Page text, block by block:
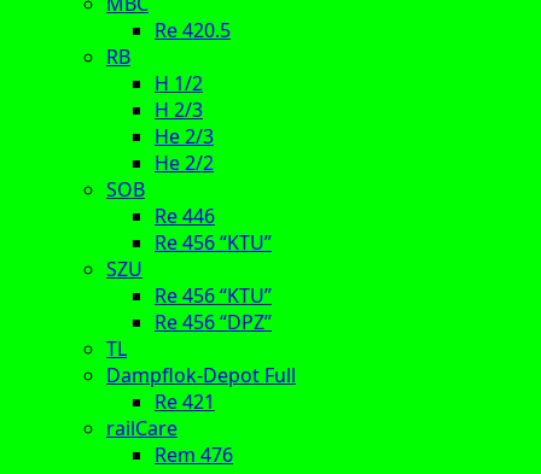
Re 420.5
RB
H 1/2
H 2/3
He 2/3
He 2/2
SOB
Re 446
Re 456 “KTU”
SZU
Re 456 “KTU”
Re 456 “DPZ”
TL
Dampflok-Depot Full
Re 421
railCare
Rem 476